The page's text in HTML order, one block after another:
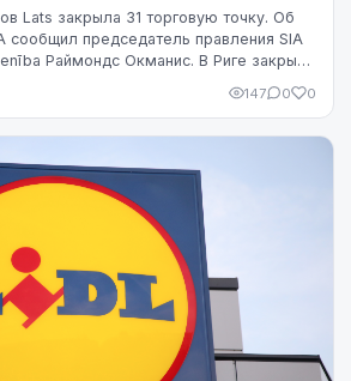
Lats закрыла 31 торговую точку. Об
сообщил председатель правления SIA
Раймондс Окманис. В Риге закрыто
147 0 0